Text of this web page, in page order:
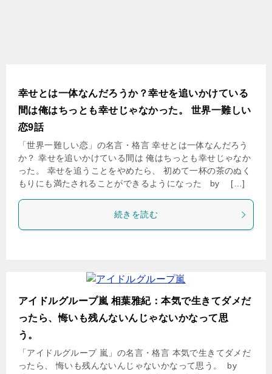
幸せとは一体なんだろうか？幸せを追いかけている
間は俺はちっとも幸せじゃなかった。 世界一難しい
恋9話
「世界一難しい恋」の名言・格言 幸せとは一体なんだろう
か？ 幸せを追いかけている間は 俺はちっとも幸せじゃなか
った。 幸せを追うことをやめたら、 初めて一杯の茶のぬく
もりにも満たされることができるようになった by […]
続きを読む
アイドルグループ嵐 相葉雅紀：本気で生きてダメだ
ったら、悔いも残んないんじゃないかなって思
う。
「アイドルグループ 嵐」の名言・格言 本気で生きてダメだ
ったら、 悔いも残んないんじゃないかなって思う。 by